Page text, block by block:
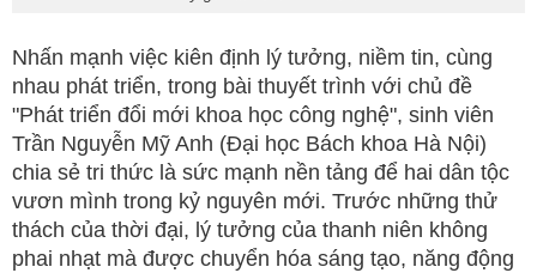
Nhấn mạnh việc kiên định lý tưởng, niềm tin, cùng
nhau phát triển, trong bài thuyết trình với chủ đề
"Phát triển đổi mới khoa học công nghệ", sinh viên
Trần Nguyễn Mỹ Anh (Đại học Bách khoa Hà Nội)
chia sẻ tri thức là sức mạnh nền tảng để hai dân tộc
vươn mình trong kỷ nguyên mới. Trước những thử
thách của thời đại, lý tưởng của thanh niên không
phai nhạt mà được chuyển hóa sáng tạo, năng động